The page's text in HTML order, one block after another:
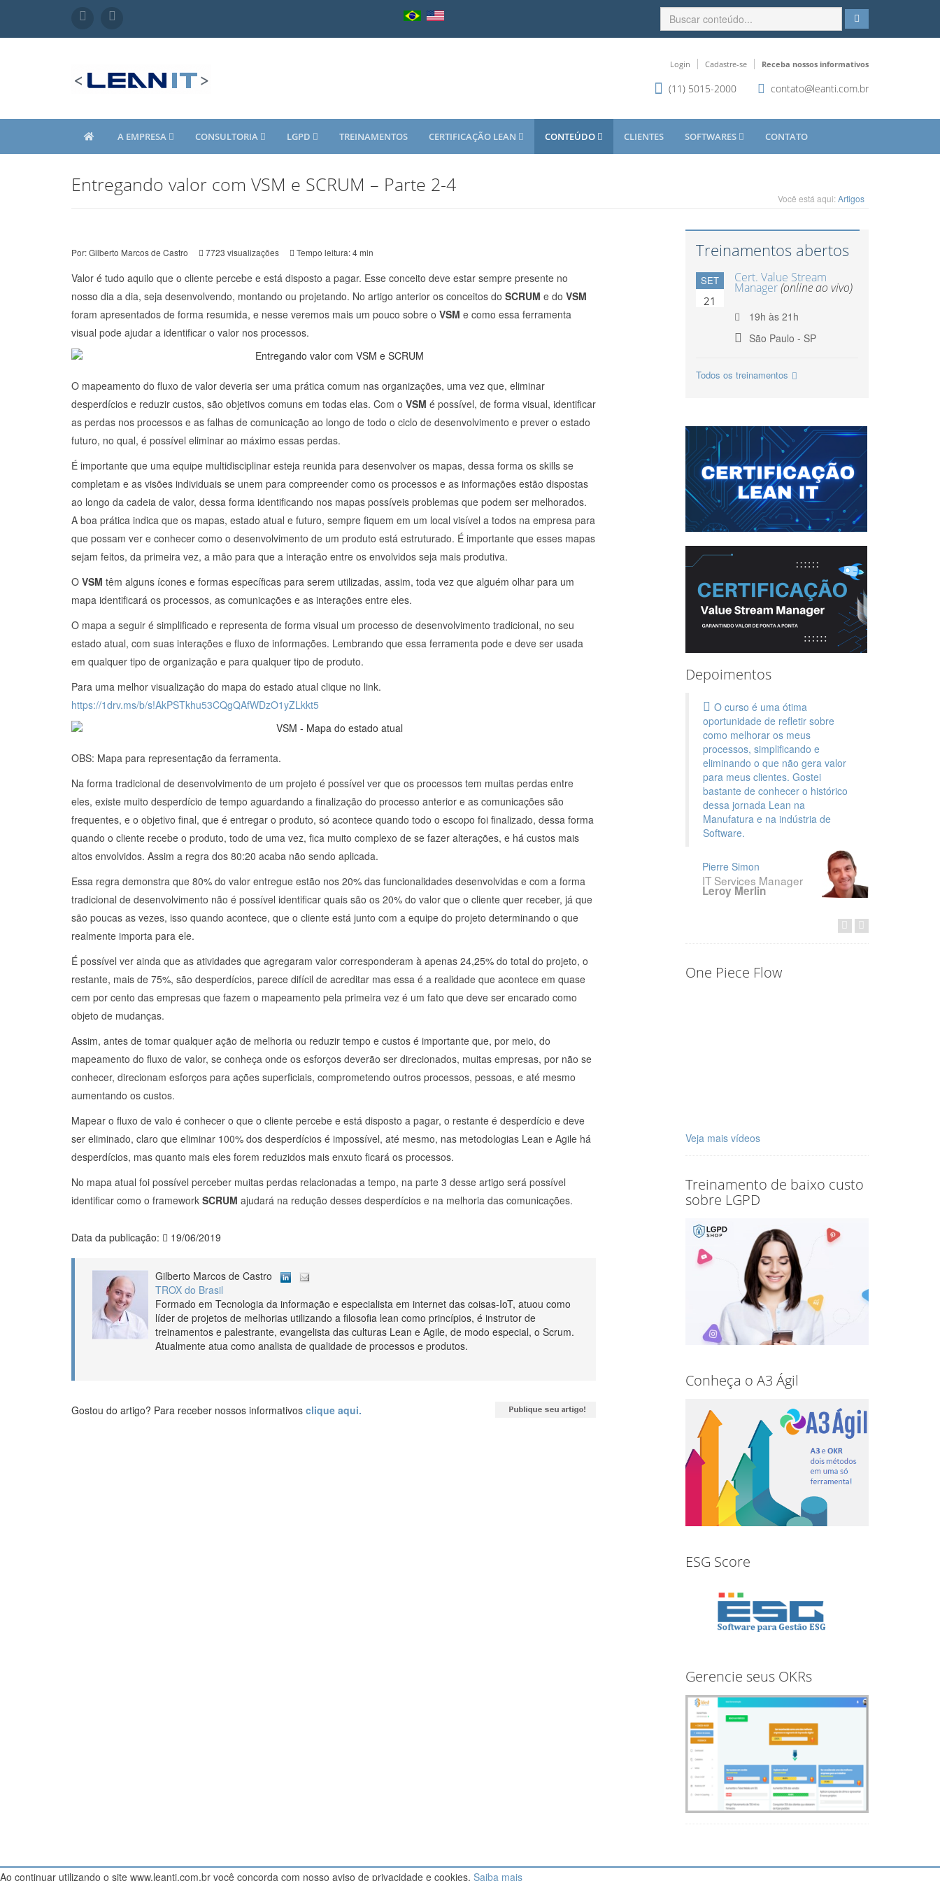
Login Cadastre-se Receba nossos informativos
(11) 5015-2000 contato@leanti.com.br
A EMPRESA CONSULTORIA LGPD TREINAMENTOS CERTIFICAÇÃO LEAN CONTEÚDO CLIENTES SOFTWARES CONTATO
Entregando valor com VSM e SCRUM – Parte 2-4
Você está aqui:Artigos
Por:Gilberto Marcos de Castro 7723 visualizações Tempo leitura: 4 min
Valor é tudo aquilo que o cliente percebe e está disposto a pagar. Esse conceito deve estar sempre presente no
nosso dia a dia, seja desenvolvendo, montando ou projetando. No artigo anterior os conceitos do SCRUM e do VSM
foram apresentados de forma resumida, e nesse veremos mais um pouco sobre o VSM e como essa ferramenta
visual pode ajudar a identificar o valor nos processos.
O mapeamento do fluxo de valor deveria ser uma prática comum nas organizações, uma vez que, eliminar
desperdícios e reduzir custos, são objetivos comuns em todas elas. Com o VSM é possível, de forma visual, identificar
as perdas nos processos e as falhas de comunicação ao longo de todo o ciclo de desenvolvimento e prever o estado
futuro, no qual, é possível eliminar ao máximo essas perdas.
É importante que uma equipe multidisciplinar esteja reunida para desenvolver os mapas, dessa forma os skills se
completam e as visões individuais se unem para compreender como os processos e as informações estão dispostas
ao longo da cadeia de valor, dessa forma identificando nos mapas possíveis problemas que podem ser melhorados.
A boa prática indica que os mapas, estado atual e futuro, sempre fiquem em um local visível a todos na empresa para
que possam ver e conhecer como o desenvolvimento de um produto está estruturado. É importante que esses mapas
sejam feitos, da primeira vez, a mão para que a interação entre os envolvidos seja mais produtiva.
O VSM têm alguns ícones e formas específicas para serem utilizadas, assim, toda vez que alguém olhar para um
mapa identificará os processos, as comunicações e as interações entre eles.
O mapa a seguir é simplificado e representa de forma visual um processo de desenvolvimento tradicional, no seu
estado atual, com suas interações e fluxo de informações. Lembrando que essa ferramenta pode e deve ser usada
em qualquer tipo de organização e para qualquer tipo de produto.
Para uma melhor visualização do mapa do estado atual clique no link.
https://1drv.ms/b/s!AkPSTkhu53CQgQAfWDzO1yZLkkt5
OBS: Mapa para representação da ferramenta.
Na forma tradicional de desenvolvimento de um projeto é possível ver que os processos tem muitas perdas entre
eles, existe muito desperdício de tempo aguardando a finalização do processo anterior e as comunicações são
frequentes, e o objetivo final, que é entregar o produto, só acontece quando todo o escopo foi finalizado, dessa forma
quando o cliente recebe o produto, todo de uma vez, fica muito complexo de se fazer alterações, e há custos mais
altos envolvidos. Assim a regra dos 80:20 acaba não sendo aplicada.
Essa regra demonstra que 80% do valor entregue estão nos 20% das funcionalidades desenvolvidas e com a forma
tradicional de desenvolvimento não é possível identificar quais são os 20% do valor que o cliente quer receber, já que
são poucas as vezes, isso quando acontece, que o cliente está junto com a equipe do projeto determinando o que
realmente importa para ele.
É possível ver ainda que as atividades que agregaram valor corresponderam à apenas 24,25% do total do projeto, o
restante, mais de 75%, são desperdícios, parece difícil de acreditar mas essa é a realidade que acontece em quase
cem por cento das empresas que fazem o mapeamento pela primeira vez é um fato que deve ser encarado como
objeto de mudanças.
Assim, antes de tomar qualquer ação de melhoria ou reduzir tempo e custos é importante que, por meio, do
mapeamento do fluxo de valor, se conheça onde os esforços deverão ser direcionados, muitas empresas, por não se
conhecer, direcionam esforços para ações superficiais, comprometendo outros processos, pessoas, e até mesmo
aumentando os custos.
Mapear o fluxo de valo é conhecer o que o cliente percebe e está disposto a pagar, o restante é desperdício e deve
ser eliminado, claro que eliminar 100% dos desperdícios é impossível, até mesmo, nas metodologias Lean e Agile há
desperdícios, mas quanto mais eles forem reduzidos mais enxuto ficará os processos.
No mapa atual foi possível perceber muitas perdas relacionadas a tempo, na parte 3 desse artigo será possível
identificar como o framework SCRUM ajudará na redução desses desperdícios e na melhoria das comunicações.
Data da publicação: 19/06/2019
Gilberto Marcos de Castro
TROX do Brasil
Formado em Tecnologia da informação e especialista em internet das coisas-IoT, atuou como
líder de projetos de melhorias utilizando a filosofia lean como princípios, é instrutor de
treinamentos e palestrante, evangelista das culturas Lean e Agile, de modo especial, o Scrum.
Atualmente atua como analista de qualidade de processos e produtos.
Gostou do artigo? Para receber nossos informativos clique aqui.
Treinamentos abertos
SET
21
Cert. Value Stream
Manager (online ao vivo)
19h às 21h
São Paulo - SP
Todos os treinamentos
Depoimentos
O curso é uma ótima
oportunidade de refletir sobre
como melhorar os meus
processos, simplificando e
eliminando o que não gera valor
para meus clientes. Gostei
bastante de conhecer o histórico
dessa jornada Lean na
Manufatura e na indústria de
Software.
Pierre Simon
IT Services Manager
Leroy Merlin
One Piece Flow
Veja mais vídeos
Treinamento de baixo custo
sobre LGPD
Conheça o A3 Ágil
ESG Score
Gerencie seus OKRs
Ao continuar utilizando o site www.leanti.com.br você concorda com nosso aviso de privacidade e cookies. Saiba mais